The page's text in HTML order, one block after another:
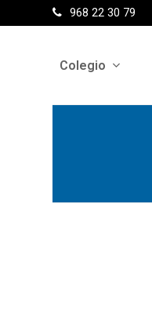
968 22 30 79
Colegio